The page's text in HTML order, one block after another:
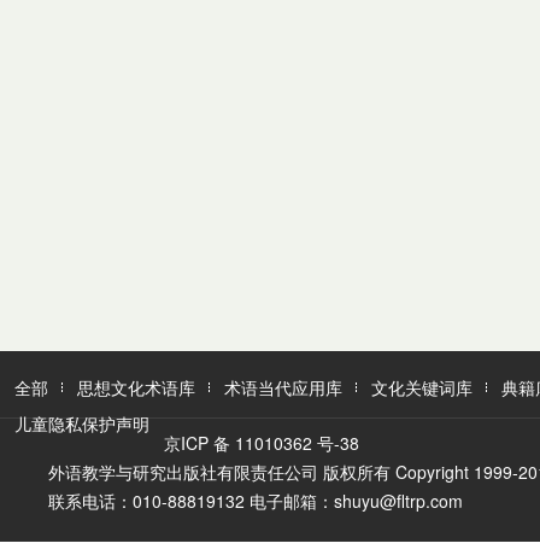
全部 思想文化术语库 术语当代应用库 文化关键词库
典籍
儿童隐私保护声明
京ICP 备 11010362 号-38
外语教学与研究出版社有限责任公司 版权所有 Copyright 1999-
联系电话：010-88819132 电子邮箱：shuyu@fltrp.com